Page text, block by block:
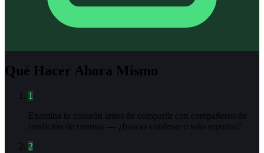
Qué Hacer Ahora Mismo
1
Examina tu corazón antes de compartir con compañeros de
rendición de cuentas — ¿buscas confesar o solo reportar?
2